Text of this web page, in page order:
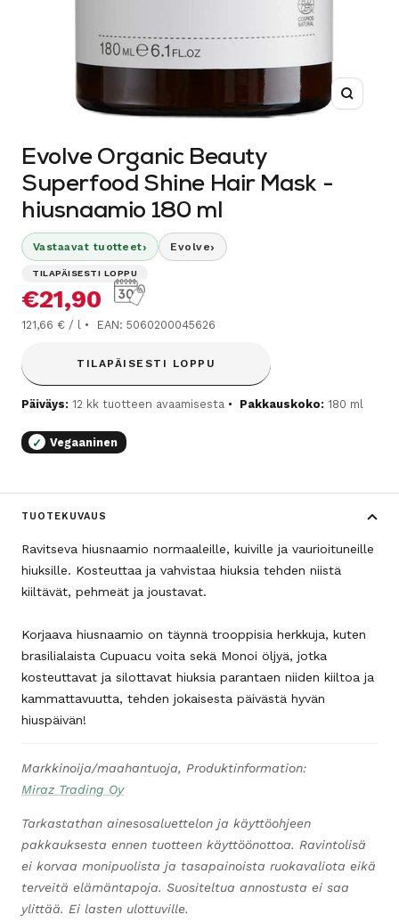
Evolve Organic Beauty
Superfood Shine Hair Mask -
hiusnaamio 180 ml
Vastaavat tuotteet› Evolve›
TILAPÄISESTI LOPPU
Alennushinta
€21,90
121,66 € / l EAN: 5060200045626
TILAPÄISESTI LOPPU
Päiväys: 12 kk tuotteen avaamisesta Pakkauskoko: 180 ml
✓ Vegaaninen
TUOTEKUVAUS
Ravitseva hiusnaamio normaaleille, kuiville ja vaurioituneille
hiuksille. Kosteuttaa ja vahvistaa hiuksia tehden niistä
kiiltävät, pehmeät ja joustavat.
Korjaava hiusnaamio on täynnä trooppisia herkkuja, kuten
brasilialaista Cupuacu voita sekä Monoi öljyä, jotka
kosteuttavat ja silottavat hiuksia parantaen niiden kiiltoa ja
kammattavuutta, tehden jokaisesta päivästä hyvän
hiuspäivän!
Markkinoija/maahantuoja, Produktinformation:
Miraz Trading Oy
Tarkastathan ainesosaluettelon ja käyttöohjeen
pakkauksesta ennen tuotteen käyttöönottoa. Ravintolisä
ei korvaa monipuolista ja tasapainoista ruokavaliota eikä
terveitä elämäntapoja. Suositeltua annostusta ei saa
ylittää. Ei lasten ulottuville.